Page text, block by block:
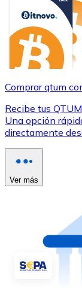
Comprar qtum
Recibe tus
Una opción
directamente
Ver más